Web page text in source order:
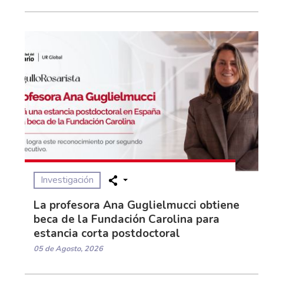
Investigación
La profesora Ana Guglielmucci obtiene
beca de la Fundación Carolina para
estancia corta postdoctoral
05 de Agosto, 2026